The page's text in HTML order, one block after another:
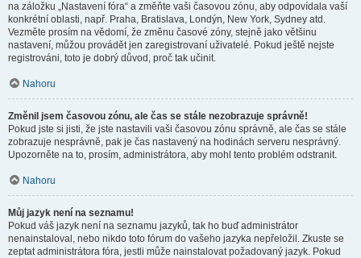
na záložku „Nastavení fóra“ a změňte vaši časovou zónu, aby odpovídala vaší
konkrétní oblasti, např. Praha, Bratislava, Londýn, New York, Sydney atd.
Vezměte prosím na vědomí, že změnu časové zóny, stejně jako většinu
nastavení, můžou provádět jen zaregistrovaní uživatelé. Pokud ještě nejste
registrováni, toto je dobrý důvod, proč tak učinit.
Nahoru
Změnil jsem časovou zónu, ale čas se stále nezobrazuje správně!
Pokud jste si jisti, že jste nastavili vaši časovou zónu správně, ale čas se stále
zobrazuje nesprávně, pak je čas nastavený na hodinách serveru nesprávný.
Upozorněte na to, prosím, administrátora, aby mohl tento problém odstranit.
Nahoru
Můj jazyk není na seznamu!
Pokud váš jazyk není na seznamu jazyků, tak ho buď administrátor
nenainstaloval, nebo nikdo toto fórum do vašeho jazyka nepřeložil. Zkuste se
zeptat administrátora fóra, jestli může nainstalovat požadovaný jazyk. Pokud